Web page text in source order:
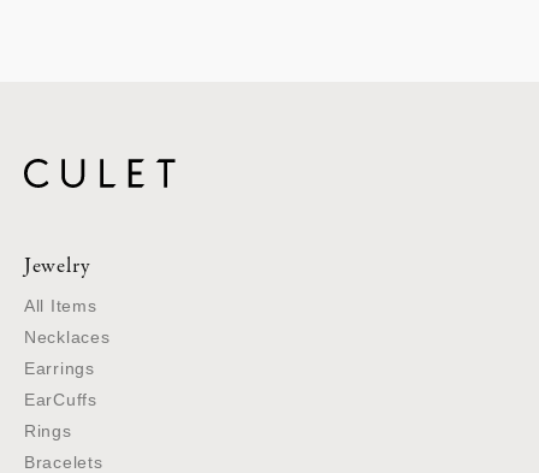
Jewelry
All Items
Necklaces
Earrings
EarCuffs
Rings
Bracelets